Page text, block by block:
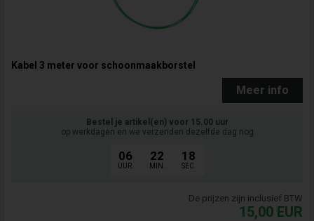
Kabel 3 meter voor schoonmaakborstel
Meer info
Bestel je artikel(en) voor 15.00 uur
op werkdagen en we verzenden dezelfde dag nog
06
UUR.
22
MIN.
17
SEC.
De prijzen zijn inclusief BTW
15,00 EUR